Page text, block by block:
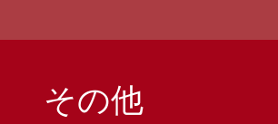
その他